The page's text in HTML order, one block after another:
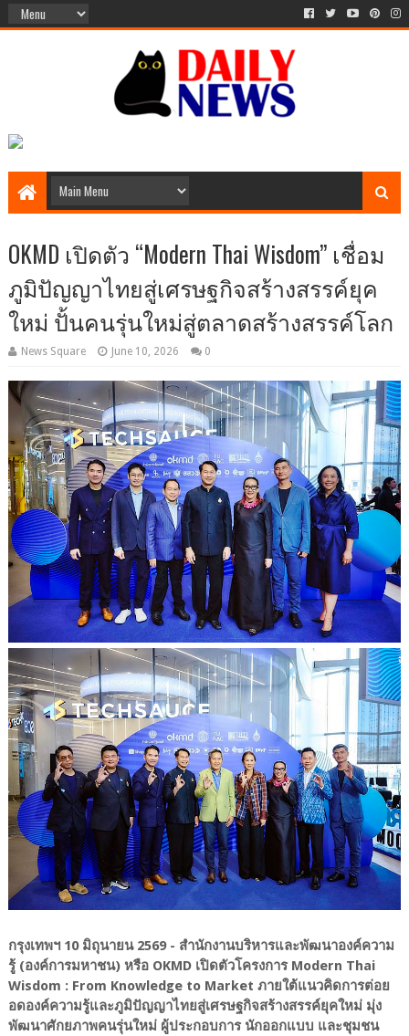
OKMD เปิดตัว “Modern Thai Wisdom” เชื่อม
ภูมิปัญญาไทยสู่เศรษฐกิจสร้างสรรค์ยุค
ใหม่ ปั้นคนรุ่นใหม่สู่ตลาดสร้างสรรค์โลก
News Square June 10, 2026 0
กรุงเทพฯ 10 มิถุนายน 2569 - สำนักงานบริหารและพัฒนาองค์ความ
รู้ (องค์การมหาชน) หรือ OKMD เปิดตัวโครงการ Modern Thai
Wisdom : From Knowledge to Market ภายใต้แนวคิดการต่อย
อดองค์ความรู้และภูมิปัญญาไทยสู่เศรษฐกิจสร้างสรรค์ยุคใหม่ มุ่ง
พัฒนาศักยภาพคนรุ่นใหม่ ผู้ประกอบการ นักออกแบบ และชุมชน